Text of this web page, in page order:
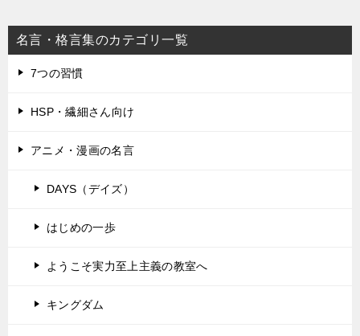
名言・格言集のカテゴリ一覧
7つの習慣
HSP・繊細さん向け
アニメ・漫画の名言
DAYS（デイズ）
はじめの一歩
ようこそ実力至上主義の教室へ
キングダム